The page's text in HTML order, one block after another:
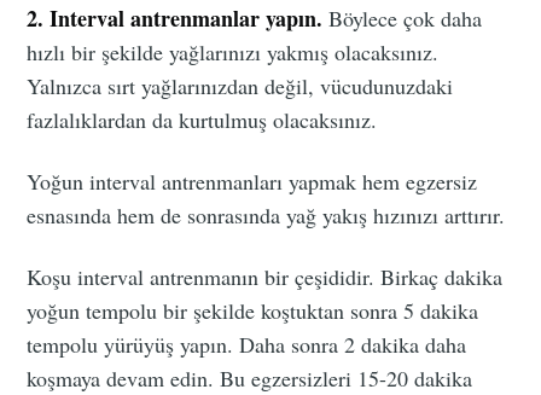
2. Interval antrenmanlar yapın. Böylece çok daha
hızlı bir şekilde yağlarınızı yakmış olacaksınız.
Yalnızca sırt yağlarınızdan değil, vücudunuzdaki
fazlalıklardan da kurtulmuş olacaksınız.
Yoğun interval antrenmanları yapmak hem egzersiz
esnasında hem de sonrasında yağ yakış hızınızı arttırır.
Koşu interval antrenmanın bir çeşididir. Birkaç dakika
yoğun tempolu bir şekilde koştuktan sonra 5 dakika
tempolu yürüyüş yapın. Daha sonra 2 dakika daha
koşmaya devam edin. Bu egzersizleri 15-20 dakika